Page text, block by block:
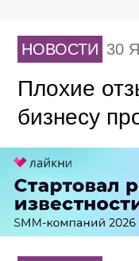
НОВОСТИ 30
Плохие
бизнесу